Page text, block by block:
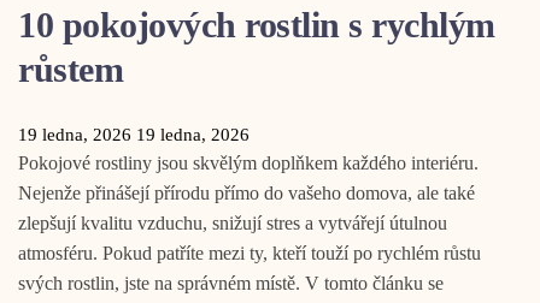
10 pokojových rostlin s rychlým
růstem
19 ledna, 2026 19 ledna, 2026
Pokojové rostliny jsou skvělým doplňkem každého interiéru.
Nejenže přinášejí přírodu přímo do vašeho domova, ale také
zlepšují kvalitu vzduchu, snižují stres a vytvářejí útulnou
atmosféru. Pokud patříte mezi ty, kteří touží po rychlém růstu
svých rostlin, jste na správném místě. V tomto článku se